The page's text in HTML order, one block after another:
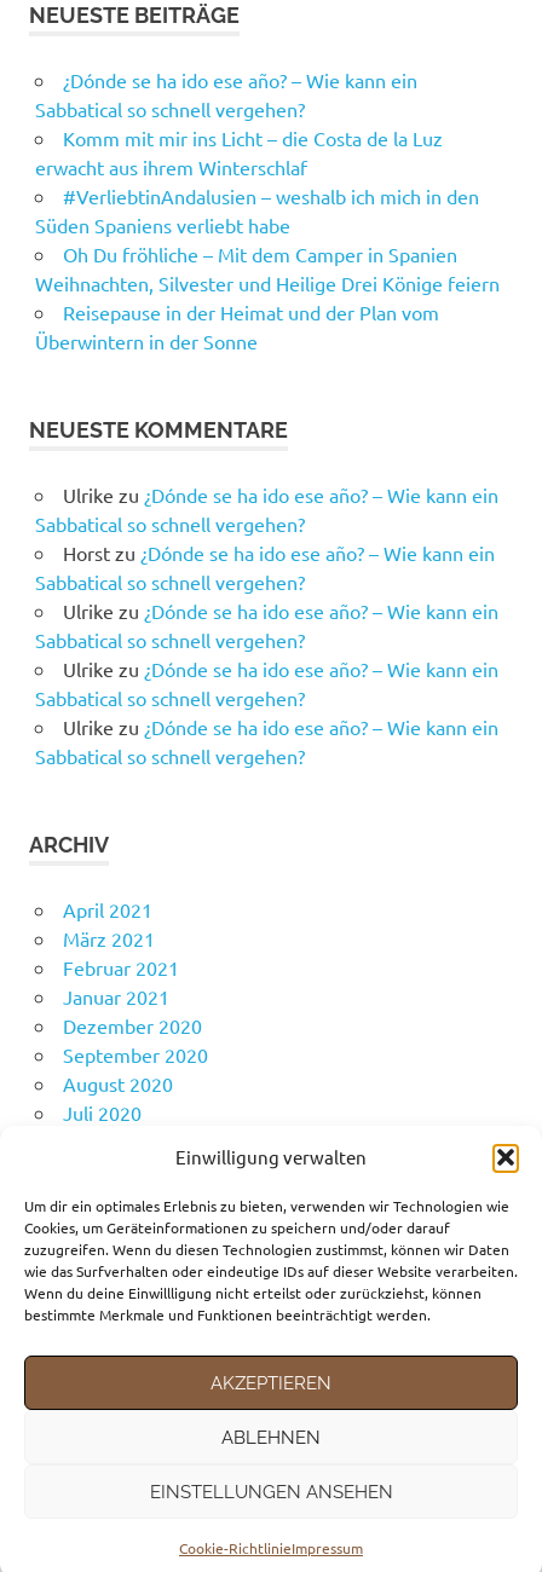
Einwilligung verwalten
Um dir ein optimales Erlebnis zu bieten, verwenden wir Technologien wie
Cookies, um Geräteinformationen zu speichern und/oder darauf
zuzugreifen. Wenn du diesen Technologien zustimmst, können wir Daten
wie das Surfverhalten oder eindeutige IDs auf dieser Website verarbeiten.
Wenn du deine Einwillligung nicht erteilst oder zurückziehst, können
bestimmte Merkmale und Funktionen beeinträchtigt werden.
AKZEPTIEREN
ABLEHNEN
EINSTELLUNGEN ANSEHEN
Cookie-RichtlinieImpressum
NEUESTE BEITRÄGE
¿Dónde se ha ido ese año? – Wie kann ein
Sabbatical so schnell vergehen?
Komm mit mir ins Licht – die Costa de la Luz
erwacht aus ihrem Winterschlaf
#VerliebtinAndalusien – weshalb ich mich in den
Süden Spaniens verliebt habe
Oh Du fröhliche – Mit dem Camper in Spanien
Weihnachten, Silvester und Heilige Drei Könige feiern
Reisepause in der Heimat und der Plan vom
Überwintern in der Sonne
NEUESTE KOMMENTARE
Ulrike zu ¿Dónde se ha ido ese año? – Wie kann ein
Sabbatical so schnell vergehen?
Horstzu ¿Dónde se ha ido ese año? – Wie kann ein
Sabbatical so schnell vergehen?
Ulrike zu ¿Dónde se ha ido ese año? – Wie kann ein
Sabbatical so schnell vergehen?
Ulrike zu ¿Dónde se ha ido ese año? – Wie kann ein
Sabbatical so schnell vergehen?
Ulrike zu ¿Dónde se ha ido ese año? – Wie kann ein
Sabbatical so schnell vergehen?
ARCHIV
April 2021
März 2021
Februar 2021
Januar 2021
Dezember 2020
September 2020
August 2020
Juli 2020
April 2020
KATEGORIEN
Fortbewegungsmittel
Reiseziele